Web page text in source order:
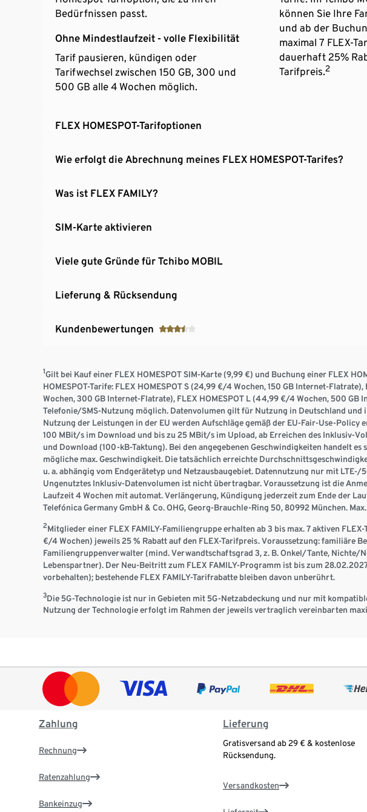
Bedürfnissen passt.
Ohne Mindestlaufzeit - volle Flexibilität
Tarif pausieren, kündigen oder
Tarifwechsel zwischen 150 GB, 300 und
500 GB alle 4 Wochen möglich.
können Sie Ihre
und ab der
maximal 7 FLEX-
dauerhaft 25%
Tarifpreis.2
FLEX HOMESPOT-Tarifoptionen
Wie erfolgt die Abrechnung meines FLEX HOMESPOT-Tarifes?
Was ist FLEX FAMILY?
SIM-Karte aktivieren
Viele gute Gründe für Tchibo MOBIL
Lieferung & Rücksendung
Kundenbewertungen
1Gilt bei Kauf einer FLEX HOMESPOT SIM-Karte (9,99 €) und Buchung einer FLEX
HOMESPOT-Tarife: FLEX HOMESPOT S (24,99 €/4 Wochen, 150 GB Internet-
Wochen, 300 GB Internet-Flatrate), FLEX HOMESPOT L (44,99 €/4 Wochen, 500 GB
Telefonie/SMS-Nutzung möglich. Datenvolumen gilt für Nutzung in Deutschland und
Nutzung der Leistungen in der EU werden Aufschläge gemäß der EU-Fair-Use-Policy
100 MBit/s im Download und bis zu 25 MBit/s im Upload, ab Erreichen des Inklusiv-
und Download (100-kB-Taktung). Bei den angegebenen Geschwindigkeiten handelt es
mögliche max. Geschwindigkeit. Die tatsächlich erreichte
u. a. abhängig vom Endgerätetyp und Netzausbaugebiet. Datennutzung nur mit
Ungenutztes Inklusiv-Datenvolumen ist nicht übertragbar. Voraussetzung ist die
Laufzeit 4 Wochen mit automat. Verlängerung, Kündigung jederzeit zum Ende der
Telefónica Germany GmbH & Co. OHG, Georg-Brauchle-Ring 50, 80992 München.
2Mitglieder einer FLEX FAMILY-Familiengruppe erhalten ab 3 bis max. 7 aktiven
€/4 Wochen) jeweils 25 % Rabatt auf den FLEX-Tarifpreis. Voraussetzung: familiäre
Familiengruppenverwalter (mind. Verwandtschaftsgrad 3, z. B. Onkel/Tante, Nichte/
Lebenspartner). Der Neu-Beitritt zum FLEX FAMILY-Programm ist bis zum
vorbehalten); bestehende FLEX FAMILY-Tarifrabatte bleiben davon unberührt.
3Die 5G-Technologie ist nur in Gebieten mit 5G-Netzabdeckung und nur mit
Nutzung der Technologie erfolgt im Rahmen der jeweils vertraglich vereinbarten
Zahlung
Rechnung
Ratenzahlung
Bankeinzug
Lieferung
Gratisversand ab 29 € & kostenlose
Rücksendung.
Versandkosten